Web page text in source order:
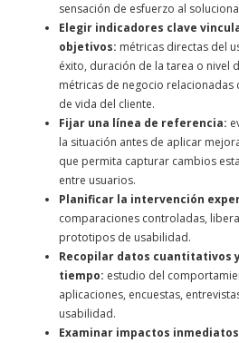
sensación de esfuerzo al
Elegir indicadores clave
objetivos: métricas directas del
éxito, duración de la tarea o nivel
métricas de negocio
de vida del cliente.
Fijar una línea de referencia:
la situación antes de aplicar
que permita capturar cambios
entre usuarios.
Planificar la intervención
comparaciones controladas,
prototipos de usabilidad.
Recopilar datos cuantitativos
tiempo: estudio del
aplicaciones, encuestas,
usabilidad.
Examinar impactos